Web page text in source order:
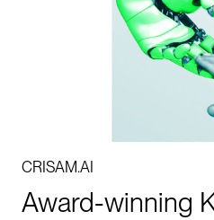
CRISAM.AI
Award-winning